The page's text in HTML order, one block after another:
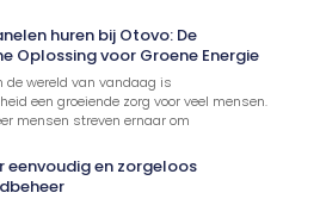
huren bij Otovo: De
Oplossing voor Groene Energie
de wereld van vandaag is
een groeiende zorg voor veel mensen.
mensen streven ernaar om
eenvoudig en zorgeloos